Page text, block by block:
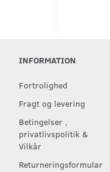
INFORMATION
Fortrolighed
Fragt og levering
Betingelser ,
privatlivspolitik &
Vilkår
Returneringsformular